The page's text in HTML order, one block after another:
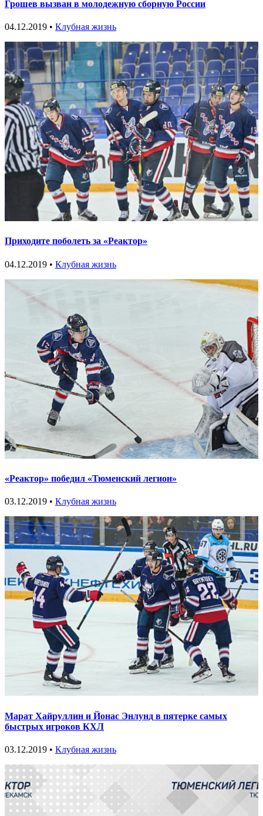
Грошев вызван в молодежную сборную России
04.12.2019 • Клубная жизнь
Приходите поболеть за «Реактор»
04.12.2019 • Клубная жизнь
«Реактор» победил «Тюменский легион»
03.12.2019 • Клубная жизнь
Марат Хайруллин и Йонас Энлунд в пятерке самых
быстрых игроков КХЛ
03.12.2019 • Клубная жизнь